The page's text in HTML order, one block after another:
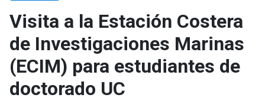
Visita a la Estación Costera
de Investigaciones Marinas
(ECIM) para estudiantes de
doctorado UC